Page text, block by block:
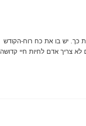
כך. יש בו את כח רוח-הקודש
זה מספיק על מנת להתנגד לכל פתוי. אל הגלטיים ה’ 17 האם לא צריך אדם לחיות חיי קדושה